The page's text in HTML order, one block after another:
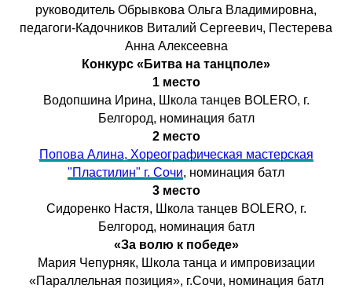
руководитель Обрывкова Ольга Владимировна,
педагоги-Кадочников Виталий Сергеевич, Пестерева
Анна Алексеевна
Конкурс «Битва на танцполе»
1 место
Водопшина Ирина, Школа танцев BOLERO, г.
Белгород, номинация батл
2 место
Попова Алина, Хореографическая мастерская
"Пластилин" г. Сочи, номинация батл
3 место
Сидоренко Настя, Школа танцев BOLERO, г.
Белгород, номинация батл
«За волю к победе»
Мария Чепурняк, Школа танца и импровизации
«Параллельная позиция», г.Сочи, номинация батл